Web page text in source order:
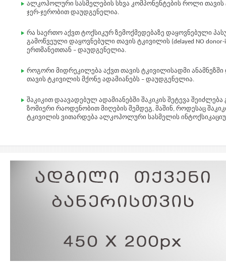
ალკოჰოლური სასმელების სხვა კომპონენტების როლი თავის
ჯერ-ჯერობით დაუდგენელია.
რა საერთო აქვთ ტოქსიკურ ზემოქმედებაზე დაყოვნებული
გამოწვეული დაყოვნებული თავის ტკივილის (delayed NO donor-
ერთმანეთთან – დაუდგენელია.
როგორი მიდრეკილება აქვთ თავის ტკივილისადმი
თავის ტკივილის მქონე ადამიანებს – დაუდგენელია.
შაკიკით დაავადებულ ადამიანებში შაკიკის შეტევა
ზომიერი რაოდენობით მიღების შემდეგ, მაშინ, როდესაც
ტკივილის ვითარდება ალკოჰოლური სასმელის